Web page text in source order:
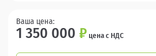
Ваша цена:
1 350 000 ₽ цена с НДС